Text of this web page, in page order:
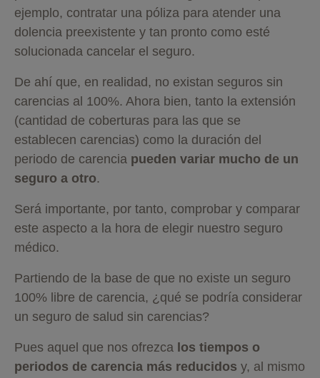
ejemplo, contratar una póliza para atender una
dolencia preexistente y tan pronto como esté
solucionada cancelar el seguro.
De ahí que, en realidad, no existan seguros sin
carencias al 100%. Ahora bien, tanto la extensión
(cantidad de coberturas para las que se
establecen carencias) como la duración del
periodo de carencia pueden variar mucho de un
seguro a otro.
Será importante, por tanto, comprobar y comparar
este aspecto a la hora de elegir nuestro seguro
médico.
Partiendo de la base de que no existe un seguro
100% libre de carencia, ¿qué se podría considerar
un seguro de salud sin carencias?
Pues aquel que nos ofrezca los tiempos o
periodos de carencia más reducidos y, al mismo